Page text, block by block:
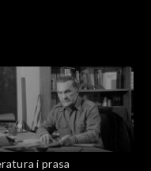
twórczości oraz
w problemy życia
i prasa